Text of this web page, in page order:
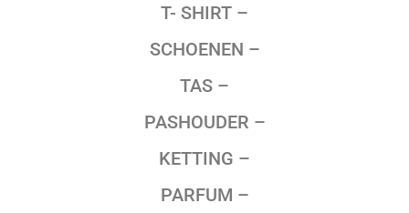
T- SHIRT –
SCHOENEN –
TAS –
PASHOUDER –
KETTING –
PARFUM –